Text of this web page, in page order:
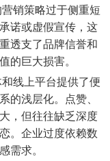
销策略过于侧重短
诺或虚假宣传，这
透支了品牌信誉和
的巨大损害。
线上平台提供了便
的浅层化。点赞、
，但往往缺乏深度
。企业过度依赖数
需求。